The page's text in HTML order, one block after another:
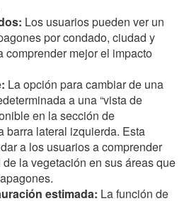
Los usuarios pueden ver un
por condado, ciudad y
comprender mejor el impacto
La opción para cambiar de una
a una “vista de
en la sección de
barra lateral izquierda. Esta
a los usuarios a comprender
la vegetación en sus áreas que
estimada: La función de